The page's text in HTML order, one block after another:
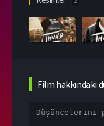
Film hakkındaki